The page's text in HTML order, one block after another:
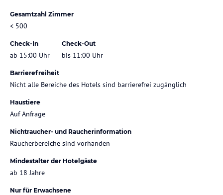
Gesamtzahl Zimmer
< 500
Check-In
ab 15:00 Uhr
Check-Out
bis 11:00 Uhr
Barrierefreiheit
Nicht alle Bereiche des Hotels sind barrierefrei zugänglich
Haustiere
Auf Anfrage
Nichtraucher- und Raucherinformation
Raucherbereiche sind vorhanden
Mindestalter der Hotelgäste
ab 18 Jahre
Nur für Erwachsene